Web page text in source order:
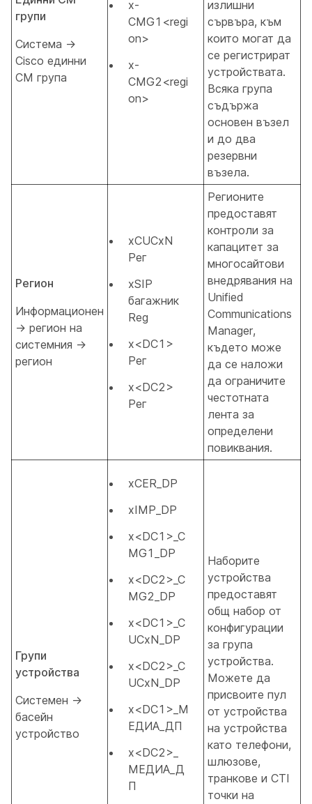
групи
Система →
Cisco единни
CM група
x-
CMG1<regi
on>
x-
CMG2<regi
on>
излишни
сървъра, към
които могат да
се регистрират
устройствата.
Всяка група
съдържа
основен възел
и до два
резервни
възела.
Регион
Информационен
→ регион на
системния →
регион
xCUCxN
Рег
xSIP
багажник
Reg
x<DC1>
Рег
x<DC2>
Рег
Регионите
предоставят
контроли за
капацитет за
многосайтови
внедрявания на
Unified
Communications
Manager,
където може
да се наложи
да ограничите
честотната
лента за
определени
повиквания.
Групи
устройства
Системен →
басейн
устройство
xCER_DP
xIMP_DP
x<DC1>_C
MG1_DP
x<DC2>_C
MG2_DP
x<DC1>_C
UCxN_DP
x<DC2>_C
UCxN_DP
x<DC1>_М
ЕДИА_ДП
x<DC2>_
МЕДИА_Д
П
Наборите
устройства
предоставят
общ набор от
конфигурации
за група
устройства.
Можете да
присвоите пул
от устройства
на устройства
като телефони,
шлюзове,
транкове и CTI
точки на